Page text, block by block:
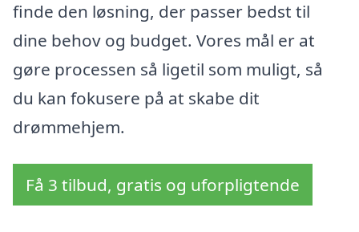
finde den løsning, der passer bedst til
dine behov og budget. Vores mål er at
gøre processen så ligetil som muligt, så
du kan fokusere på at skabe dit
drømmehjem.
Få 3 tilbud, gratis og uforpligtende